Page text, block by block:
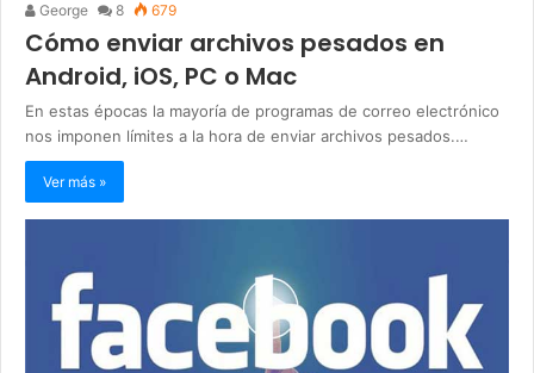
George 8 679
Cómo enviar archivos pesados en
Android, iOS, PC o Mac
En estas épocas la mayoría de programas de correo electrónico
nos imponen límites a la hora de enviar archivos pesados.…
Ver más »